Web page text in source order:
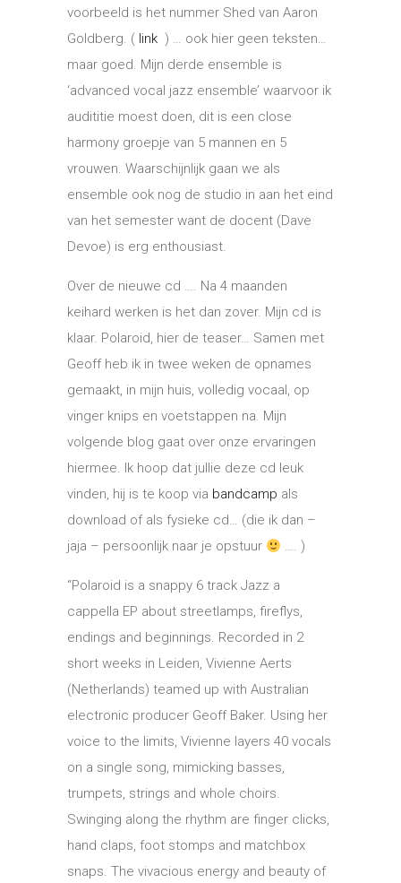
voorbeeld is het nummer Shed van Aaron
Goldberg. ( link ) … ook hier geen teksten…
maar goed. Mijn derde ensemble is
‘advanced vocal jazz ensemble’ waarvoor ik
audititie moest doen, dit is een close
harmony groepje van 5 mannen en 5
vrouwen. Waarschijnlijk gaan we als
ensemble ook nog de studio in aan het eind
van het semester want de docent (Dave
Devoe) is erg enthousiast.
Over de nieuwe cd …. Na 4 maanden
keihard werken is het dan zover. Mijn cd is
klaar. Polaroid, hier de teaser… Samen met
Geoff heb ik in twee weken de opnames
gemaakt, in mijn huis, volledig vocaal, op
vinger knips en voetstappen na. Mijn
volgende blog gaat over onze ervaringen
hiermee. Ik hoop dat jullie deze cd leuk
vinden, hij is te koop via bandcamp als
download of als fysieke cd… (die ik dan –
jaja – persoonlijk naar je opstuur
…. )
“Polaroid is a snappy 6 track Jazz a
cappella EP about streetlamps, fireflys,
endings and beginnings. Recorded in 2
short weeks in Leiden, Vivienne Aerts
(Netherlands) teamed up with Australian
electronic producer Geoff Baker. Using her
voice to the limits, Vivienne layers 40 vocals
on a single song, mimicking basses,
trumpets, strings and whole choirs.
Swinging along the rhythm are finger clicks,
hand claps, foot stomps and matchbox
snaps. The vivacious energy and beauty of